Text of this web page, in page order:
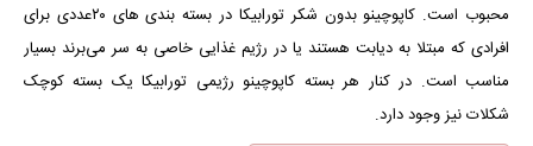
محبوب است. کاپوچینو بدون شکرتورابیکا
در بسته بندی های ۲۰عددی برای
افرادی که مبتلا به دیابت هستند یا در رژیم غذایی خاصی به سر می‌برند بسیار
مناسب است. در کنار هر بسته کاپوچینو رژیمی تورابیکایک بسته کوچک
شکلات نیز وجود دارد.